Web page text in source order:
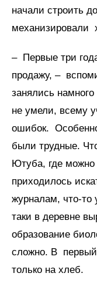
начали строить
механизировали
– Первые три
продажу, –
занялись
не умели, всему
ошибок.
были трудные.
Ютуба, где можно
приходилось
журналам, что-то
таки в деревне
образование
сложно. В первый
только на хлеб.